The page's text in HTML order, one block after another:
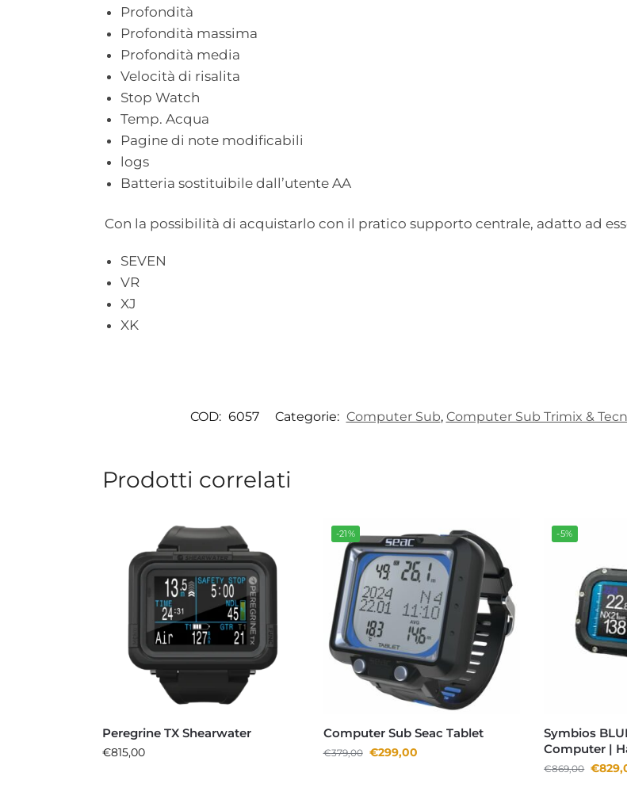
Profondità
Profondità massima
Profondità media
Velocità di risalita
Stop Watch
Temp. Acqua
Pagine di note modificabili
logs
Batteria sostituibile dall’utente AA
Con la possibilità di acquistarlo con il pratico supporto centrale, adatto ad
SEVEN
VR
XJ
XK
COD: 6057 Categorie: Computer Sub, Computer Sub Trimix &
Prodotti correlati
Peregrine TX Shearwater
€815,00
-21%
Computer Sub Seac Tablet
€379,00 €299,00
-5%
Symbios
Computer |
€869,00 €